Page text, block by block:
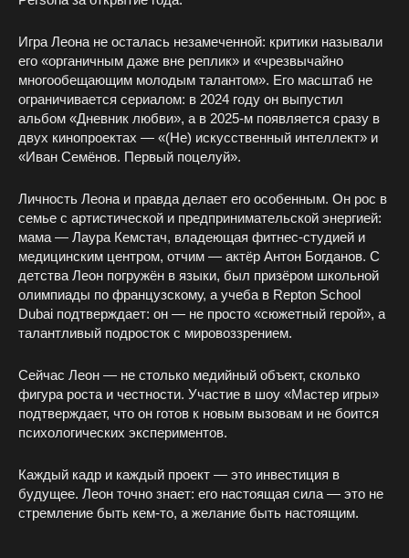
Игра Леона не осталась незамеченной: критики называли
его «органичным даже вне реплик» и «чрезвычайно
многообещающим молодым талантом». Его масштаб не
ограничивается сериалом: в 2024 году он выпустил
альбом «Дневник любви», а в 2025-м появляется сразу в
двух кинопроектах — «(Не) искусственный интеллект» и
«Иван Семёнов. Первый поцелуй».
Личность Леона и правда делает его особенным. Он рос в
семье с артистической и предпринимательской энергией:
мама — Лаура Кемстач, владеющая фитнес-студией и
медицинским центром, отчим — актёр Антон Богданов. С
детства Леон погружён в языки, был призёром школьной
олимпиады по французскому, а учеба в Repton School
Dubai подтверждает: он — не просто «сюжетный герой», а
талантливый подросток с мировоззрением.
Сейчас Леон — не столько медийный объект, сколько
фигура роста и честности. Участие в шоу «Мастер игры»
подтверждает, что он готов к новым вызовам и не боится
психологических экспериментов.
Каждый кадр и каждый проект — это инвестиция в
будущее. Леон точно знает: его настоящая сила — это не
стремление быть кем-то, а желание быть настоящим.